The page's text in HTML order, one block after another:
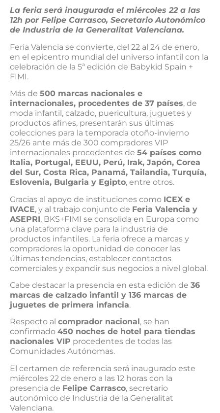
La feria será inaugurada el miércoles 22 a las
12h por Felipe Carrasco, Secretario Autonómico
de Industria de la Generalitat Valenciana.
Feria Valencia se convierte, del 22 al 24 de enero,
en el epicentro mundial del universo infantil con la
celebración de la 5ª edición de Babykid Spain +
FIMI.
Más de 500 marcas nacionales e
internacionales, procedentes de 37 países, de
moda infantil, calzado, puericultura, juguetes y
productos afines, presentarán sus últimas
colecciones para la temporada otoño-invierno
25/26 ante más de 300 compradores VIP
internacionales procedentes de 54 países como
Italia, Portugal, EEUU, Perú, Irak, Japón, Corea
del Sur, Costa Rica, Panamá, Tailandia, Turquía,
Eslovenia, Bulgaria y Egipto, entre otros.
Gracias al apoyo de instituciones como ICEX e
IVACE, y al trabajo conjunto de Feria Valencia y
ASEPRI, BKS+FIMI se consolida en Europa como
una plataforma clave para la industria de
productos infantiles. La feria ofrece a marcas y
compradores la oportunidad de conocer las
últimas tendencias, establecer contactos
comerciales y expandir sus negocios a nivel global.
Cabe destacar la presencia en esta edición de 36
marcas de calzado infantil y 136 marcas de
juguetes de primera infancia.
Respecto al comprador nacional , se han
confirmado 450 noches de hotel para tiendas
nacionales VIP procedentes de todas las
Comunidades Autónomas.
El certamen de referencia será inaugurado este
miércoles 22 de enero a las 12 horas con la
presencia de Felipe Carrasco, secretario
autonómico de Industria de la Generalitat
Valenciana.